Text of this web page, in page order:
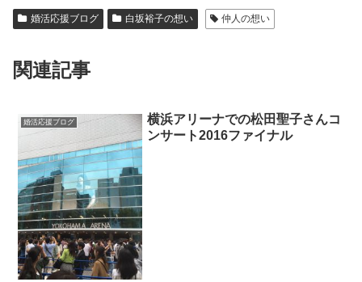
婚活応援ブログ 白坂裕子の想い 仲人の想い
関連記事
婚活応援ブログ
横浜アリーナでの松田聖子さんコ
ンサート2016ファイナル